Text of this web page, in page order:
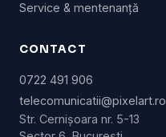
Service & mentenanță
CONTACT
0722 491 906
telecomunicatii@pixelart.ro
Str. Cernișoara nr. 5-13